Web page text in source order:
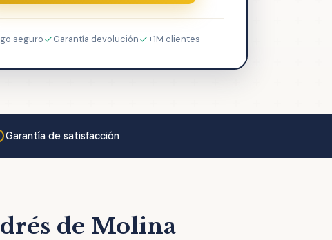
seguro Garantía devolución +1M clientes
Garantía de satisfacción
de Molina